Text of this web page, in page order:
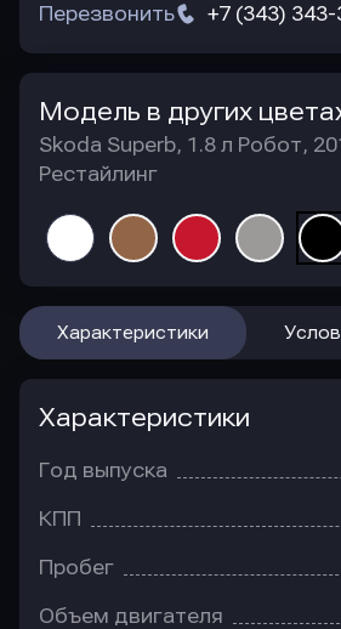
+7 (343) 343-
Перезвонить
Модель в других
Skoda Superb, 1.8 л Робот,
Рестайлинг
Характеристики
Характеристики
Год выпуска
КПП
Пробег
Объем двигателя